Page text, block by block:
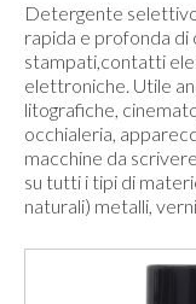
Detergente
rapida e profonda
stampati,contatti
elettroniche. Utile
litografiche,
occhialeria,
macchine da
su tutti i tipi di
naturali) metalli,